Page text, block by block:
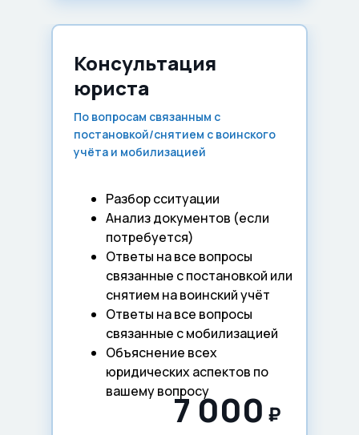
Консультация
юриста
Разбор сситуации
Анализ документов (если
потребуется)
Ответы на все вопросы
связанные с постановкой или
снятием на воинский учёт
Ответы на все вопросы
связанные с мобилизацией
Объяснение всех
юридических аспектов по
вашему вопросу
₽
7 000
По вопросам связанным с
постановкой/снятием с воинского
учёта и мобилизацией